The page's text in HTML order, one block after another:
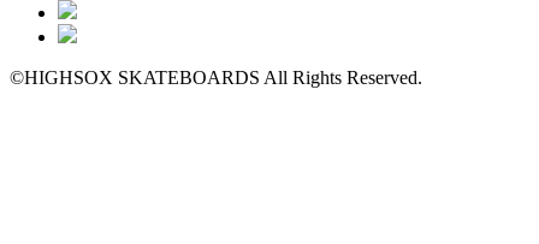
©HIGHSOX SKATEBOARDS All Rights Reserved.